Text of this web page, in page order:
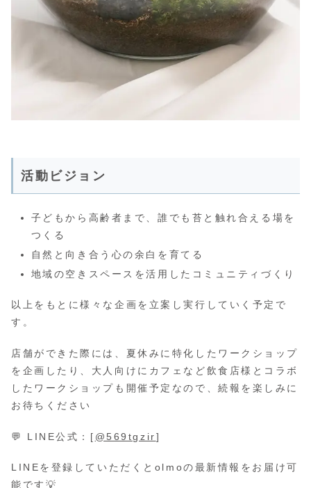
活動ビジョン
子どもから高齢者まで、誰でも苔と触れ合える場を
つくる
自然と向き合う心の余白を育てる
地域の空きスペースを活用したコミュニティづくり
以上をもとに様々な企画を立案し実行していく予定で
す。
店舗ができた際には、夏休みに特化したワークショップ
を企画したり、大人向けにカフェなど飲食店様とコラボ
したワークショップも開催予定なので、続報を楽しみに
お待ちください
💬 LINE公式：[ @569tgzir]
LINEを登録していただくとolmoの最新情報をお届け可
能です💡